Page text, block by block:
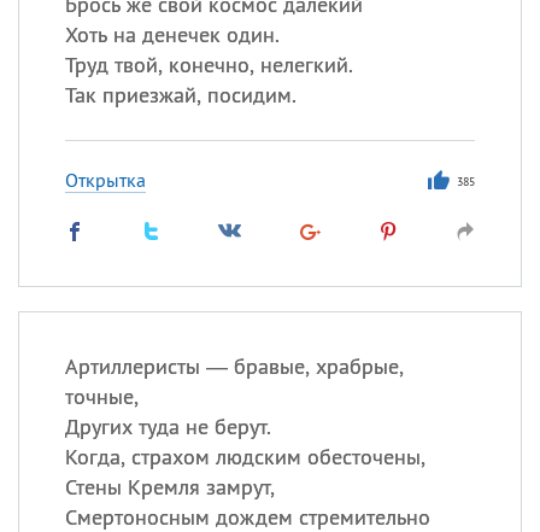
Хоть на денечек один.
Труд твой, конечно, нелегкий.
Так приезжай, посидим.
Открытка 385
Артиллеристы — бравые, храбрые,
точные,
Других туда не берут.
Когда, страхом людским обесточены,
Стены Кремля замрут,
Смертоносным дождем стремительно